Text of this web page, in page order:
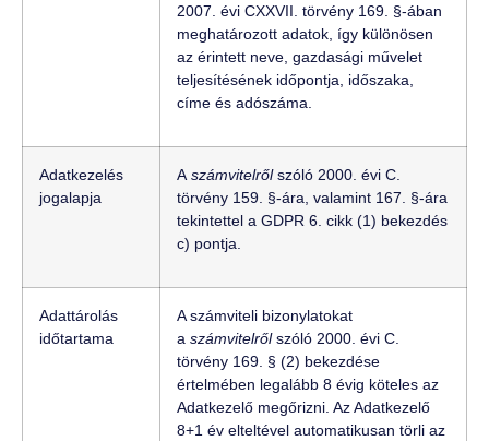
2007. évi CXXVII. törvény 169. §-ában
meghatározott adatok, így különösen
az érintett neve, gazdasági művelet
teljesítésének időpontja, időszaka,
címe és adószáma.
Adatkezelés
jogalapja
A számvitelrőlszóló 2000. évi C.
törvény 159. §-ára, valamint 167. §-ára
tekintettel a GDPR 6. cikk (1) bekezdés
c) pontja.
Adattárolás
időtartama
A számviteli bizonylatokat
a számvitelrőlszóló 2000. évi C.
törvény 169. § (2) bekezdése
értelmében legalább 8 évig köteles az
Adatkezelő megőrizni. Az Adatkezelő
8+1 év elteltével automatikusan törli az